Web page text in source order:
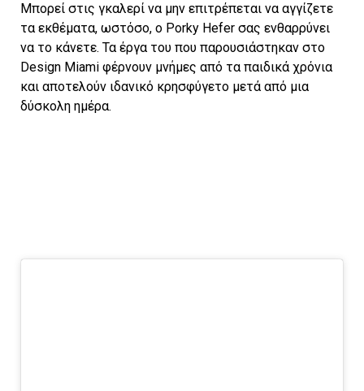
Μπορεί στις γκαλερί να μην επιτρέπεται να αγγίζετε
τα εκθέματα, ωστόσο, ο Porky Hefer σας ενθαρρύνει
να το κάνετε. Τα έργα του που παρουσιάστηκαν στο
Design Miami φέρνουν μνήμες από τα παιδικά χρόνια
και αποτελούν ιδανικό κρησφύγετο μετά από μια
δύσκολη ημέρα.